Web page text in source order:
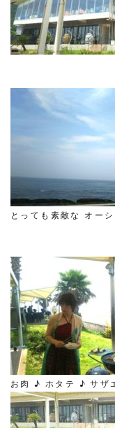
とっても素敵な オ
お肉 ♪ ホタテ ♪ サ